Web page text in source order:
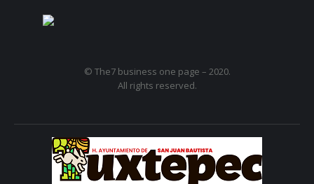
© The7 business one page – 2020.
All rights reserved.